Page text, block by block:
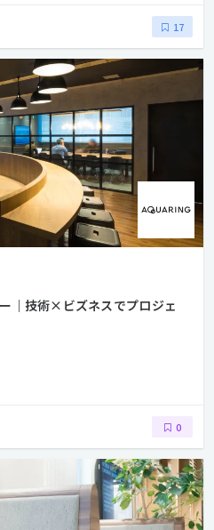
17
｜技術×ビズネスでプロジェ
0